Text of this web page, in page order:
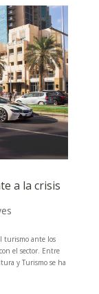
a la crisis
turismo ante los
el sector. Entre
y Turismo se ha